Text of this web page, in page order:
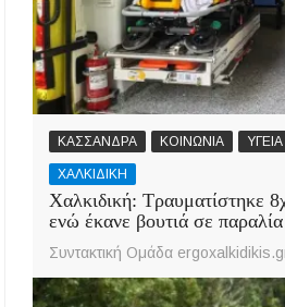
ΚΑΣΣΑΝΔΡΑ ΚΟΙΝΩΝΙΑ ΥΓΕΙΑ
ΧΑΛΚΙΔΙΚΗ
Χαλκιδική: Τραυματίστηκε
ενώ έκανε βουτιά σε
Συντακτική Ομάδα